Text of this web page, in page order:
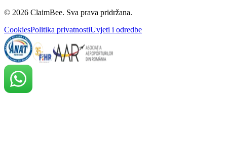
© 2026 ClaimBee. Sva prava pridržana.
CookiesPolitika privatnostiUvjeti i odredbe